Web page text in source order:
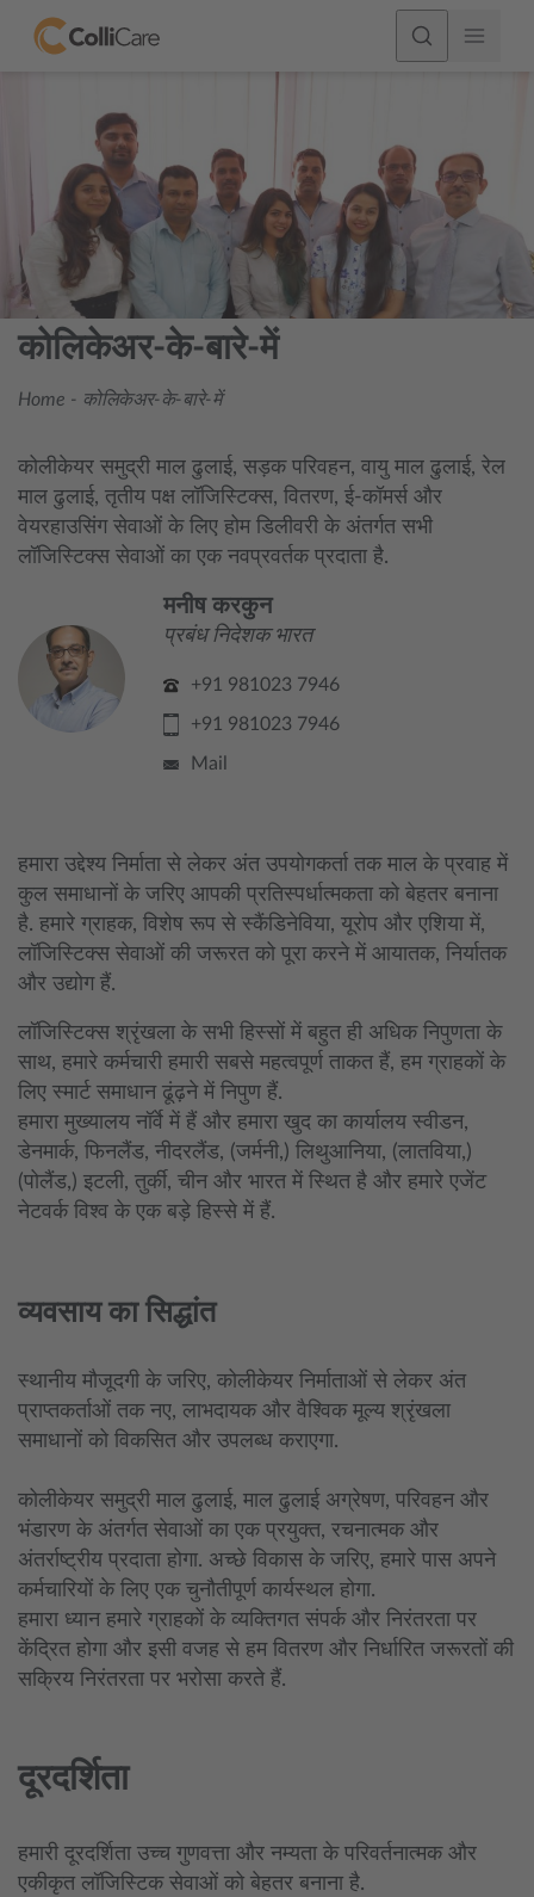
कोलिकेअर-के-बारे-में
Home - कोलिकेअर-के-बारे-में
कोलीकेयर समुद्री माल ढुलाई, सड़क परिवहन, वायु माल ढुलाई, रेल
माल ढुलाई, तृतीय पक्ष लॉजिस्टिक्स, वितरण, ई-कॉमर्स और
वेयरहाउसिंग सेवाओं के लिए होम डिलीवरी के अंतर्गत सभी
लॉजिस्टिक्स सेवाओं का एक नवप्रवर्तक प्रदाता है.
मनीष करकुन
प्रबंध निदेशक भारत
+91 981023 7946
+91 981023 7946
Mail
हमारा उद्देश्य निर्माता से लेकर अंत उपयोगकर्ता तक माल के प्रवाह में
कुल समाधानों के जरिए आपकी प्रतिस्पर्धात्मकता को बेहतर बनाना
है. हमारे ग्राहक, विशेष रूप से स्कैंडिनेविया, यूरोप और एशिया में,
लॉजिस्टिक्स सेवाओं की जरूरत को पूरा करने में आयातक, निर्यातक
और उद्योग हैं.
लॉजिस्टिक्स श्रृंखला के सभी हिस्सों में बहुत ही अधिक निपुणता के
साथ, हमारे कर्मचारी हमारी सबसे महत्वपूर्ण ताकत हैं, हम ग्राहकों के
लिए स्मार्ट समाधान ढूंढ़ने में निपुण हैं.
हमारा मुख्यालय नॉर्वे में हैं और हमारा खुद का कार्यालय स्वीडन,
डेनमार्क, फिनलैंड, नीदरलैंड, (जर्मनी,) लिथुआनिया, (लातविया,)
(पोलैंड,) इटली, तुर्की, चीन और भारत में स्थित है और हमारे एजेंट
नेटवर्क विश्व के एक बड़े हिस्से में हैं.
व्यवसाय का सिद्धांत
स्थानीय मौजूदगी के जरिए, कोलीकेयर निर्माताओं से लेकर अंत
प्राप्तकर्ताओं तक नए, लाभदायक और वैश्विक मूल्य श्रृंखला
समाधानों को विकसित और उपलब्ध कराएगा.
कोलीकेयर समुद्री माल ढुलाई, माल ढुलाई अग्रेषण, परिवहन और
भंडारण के अंतर्गत सेवाओं का एक प्रयुक्त, रचनात्मक और
अंतर्राष्ट्रीय प्रदाता होगा. अच्छे विकास के जरिए, हमारे पास अपने
कर्मचारियों के लिए एक चुनौतीपूर्ण कार्यस्थल होगा.
हमारा ध्यान हमारे ग्राहकों के व्यक्तिगत संपर्क और निरंतरता पर
केंद्रित होगा और इसी वजह से हम वितरण और निर्धारित जरूरतों की
सक्रिय निरंतरता पर भरोसा करते हैं.
दूरदर्शिता
हमारी दूरदर्शिता उच्च गुणवत्ता और नम्यता के परिवर्तनात्मक और
एकीकृत लॉजिस्टिक सेवाओं को बेहतर बनाना है.